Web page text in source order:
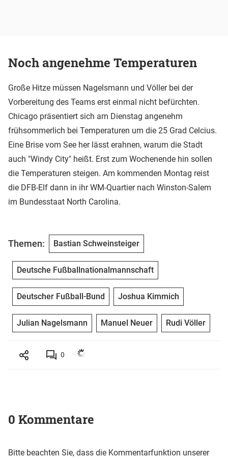
Noch angenehme Temperaturen
Große Hitze müssen Nagelsmann und Völler bei der
Vorbereitung des Teams erst einmal nicht befürchten.
Chicago präsentiert sich am Dienstag angenehm
frühsommerlich bei Temperaturen um die 25 Grad Celcius.
Eine Brise vom See her lässt erahnen, warum die Stadt
auch "Windy City" heißt. Erst zum Wochenende hin sollen
die Temperaturen steigen. Am kommenden Montag reist
die DFB-Elf dann in ihr WM-Quartier nach Winston-Salem
im Bundesstaat North Carolina.
Themen: Bastian Schweinsteiger
Deutsche Fußballnationalmannschaft
Deutscher Fußball-Bund Joshua Kimmich
Julian Nagelsmann Manuel Neuer Rudi Völler
0
0 Kommentare
Bitte beachten Sie, dass die Kommentarfunktion unserer